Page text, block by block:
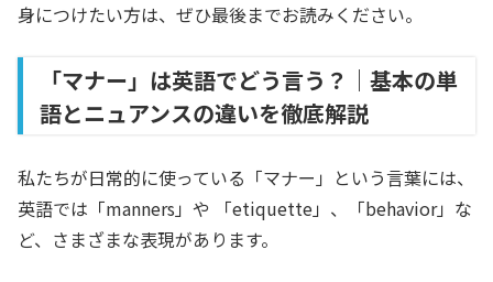
身につけたい方は、ぜひ最後までお読みください。
「マナー」は英語でどう言う？｜基本の単
語とニュアンスの違いを徹底解説
私たちが日常的に使っている「マナー」という言葉には、
英語では「manners」や 「etiquette」、「behavior」な
ど、さまざまな表現があります。